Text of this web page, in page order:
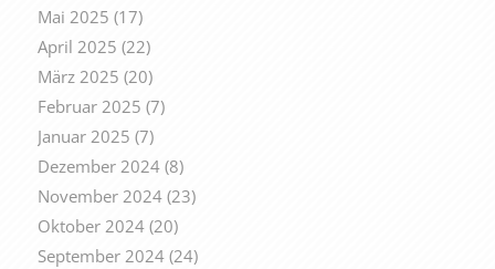
Mai 2025 (17)
April 2025 (22)
März 2025 (20)
Februar 2025 (7)
Januar 2025 (7)
Dezember 2024(8)
November 2024(23)
Oktober 2024(20)
September 2024(24)